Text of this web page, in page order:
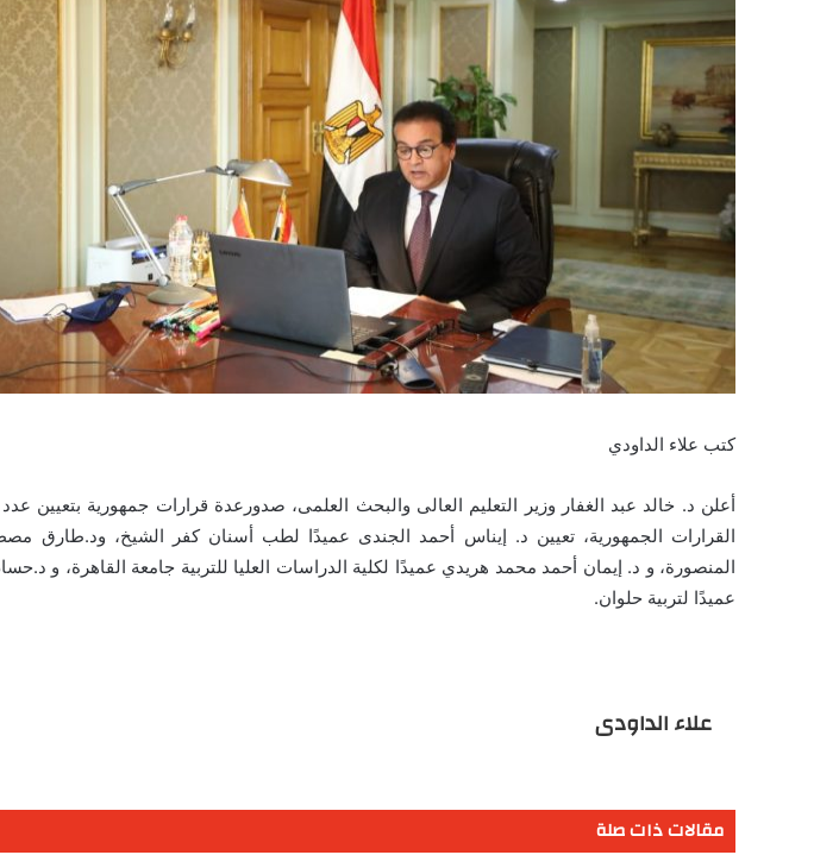
كتب علاء الداودي
أعلن د. خالد عبد الغفار وزير التعليم العالى والبحث العلمى، صدورعدة قرارات جمهورية بتعيين
القرارات الجمهورية، تعيين د. إيناس أحمد الجندى عميدًا لطب أسنان كفر الشيخ، ود.طارق
المنصورة، و د. إيمان أحمد محمد هريدي عميدًا لكلية الدراسات العليا للتربية جامعة القاهرة، و
عميدًا لتربية حلوان.
علاء الداودى
مقالات ذات صلة